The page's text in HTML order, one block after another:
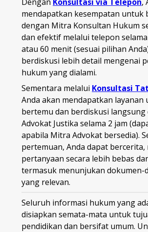
mendapatkan kesempatan untuk
dengan Mitra Konsultan Hukum
dan efektif melalui telepon
atau 60 menit (sesuai pilihan
berdiskusi lebih detail mengenai
hukum yang dialami.
Sementara melalui Konsultasi
Anda akan mendapatkan layanan
bertemu dan berdiskusi
Advokat Justika selama 2 jam
apabila Mitra Advokat bersedia).
pertemuan, Anda dapat bercerita,
pertanyaan secara lebih bebas
termasuk menunjukan dokumen-
yang relevan.
Seluruh informasi hukum yang
disiapkan semata-mata untuk
pendidikan dan bersifat umum.